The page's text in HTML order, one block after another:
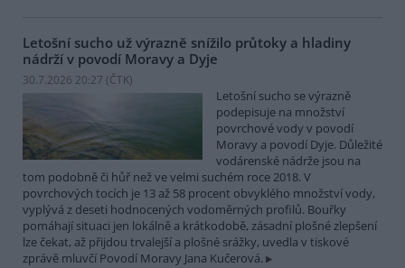
Letošní sucho už výrazně snížilo průtoky a hladiny
nádrží v povodí Moravy a Dyje
30.7.2026 20:27 (ČTK)
Letošní sucho se výrazně
podepisuje na množství
povrchové vody v povodí
Moravy a povodí Dyje. Důležité
vodárenské nádrže jsou na
tom podobně či hůř než ve velmi suchém roce 2018. V
povrchových tocích je 13 až 58 procent obvyklého množství vody,
vyplývá z deseti hodnocených vodoměrných profilů. Bouřky
pomáhají situaci jen lokálně a krátkodobě, zásadní plošné zlepšení
lze čekat, až přijdou trvalejší a plošné srážky, uvedla v tiskové
zprávě mluvčí Povodí Moravy Jana Kučerová.